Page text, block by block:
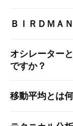
ＢＩＲＤＭＡＮ
オシレーター
ですか？
移動平均とは